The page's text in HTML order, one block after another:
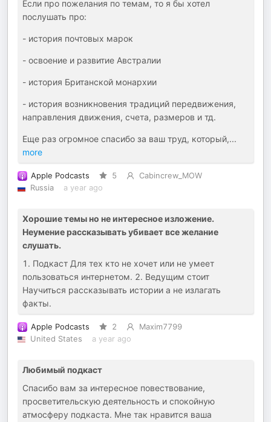
Если про пожелания по темам, то я бы хотел
послушать про:
- история почтовых марок
- освоение и развитие Австралии
- история Британской монархии
- история возникновения традиций передвижения,
направления движения, счета, размеров и тд.
Еще раз огромное спасибо за ваш труд, который,...
more
Apple Podcasts 5
Cabincrew_MOW
Russia
a year ago
Хорошие темы но не интересное изложение.
Неумение рассказывать убивает все желание
слушать.
1. Подкаст Для тех кто не хочет или не умеет
пользоваться интернетом. 2. Ведущим стоит
Научиться рассказывать истории а не излагать
факты.
Apple Podcasts 2
Maxim7799
United States
a year ago
Любимый подкаст
Спасибо вам за интересное повествование,
просветительскую деятельность и спокойную
атмосферу подкаста. Мне так нравится ваша